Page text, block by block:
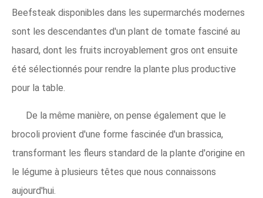
Beefsteak disponibles dans les supermarchés modernes
sont les descendantes d'un plant de tomate fasciné au
hasard, dont les fruits incroyablement gros ont ensuite
été sélectionnés pour rendre la plante plus productive
pour la table.
De la même manière, on pense également que le
brocoli provient d'une forme fascinée d'un brassica,
transformant les fleurs standard de la plante d'origine en
le légume à plusieurs têtes que nous connaissons
aujourd'hui.